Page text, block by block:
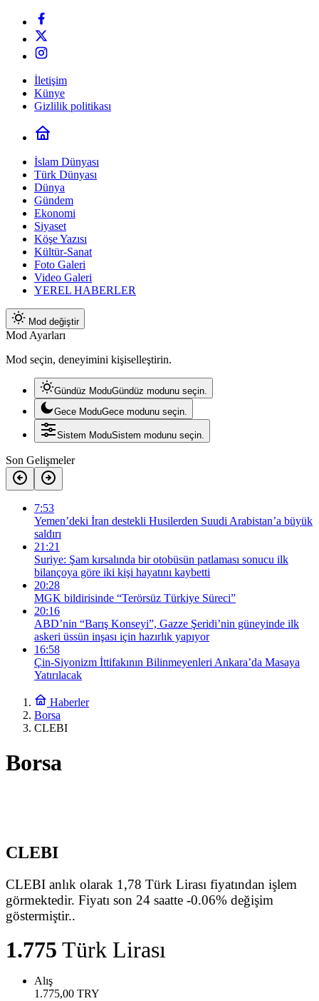
İletişim
Künye
Gizlilik politikası
İslam Dünyası
Türk Dünyası
Dünya
Gündem
Ekonomi
Siyaset
Köşe Yazısı
Kültür-Sanat
Foto Galeri
Video Galeri
YEREL HABERLER
Mod değiştir
Mod Ayarları
Mod seçin, deneyimini kişiselleştirin.
Gündüz ModuGündüz modunu seçin.
Gece ModuGece modunu seçin.
Sistem ModuSistem modunu seçin.
Son Gelişmeler
7:53
Yemen’deki İran destekli Husilerden Suudi Arabistan’a büyük
saldırı
21:21
Suriye: Şam kırsalında bir otobüsün patlaması sonucu ilk
bilançoya göre iki kişi hayatını kaybetti
20:28
MGK bildirisinde “Terörsüz Türkiye Süreci”
20:16
ABD’nin “Barış Konseyi”, Gazze Şeridi’nin güneyinde ilk
askeri üssün inşası için hazırlık yapıyor
16:58
Çin-Siyonizm İttifakının Bilinmeyenleri Ankara’da Masaya
Yatırılacak
Haberler
Borsa
CLEBI
Borsa
CLEBI
CLEBI anlık olarak 1,78 Türk Lirası fiyatından işlem
görmektedir. Fiyatı son 24 saatte -0.06% değişim
göstermiştir..
1.775 Türk Lirası
Alış
1.775,00 TRY